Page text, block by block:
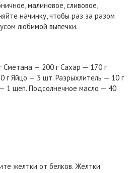
малиновое, сливовое,
начинку, чтобы раз за разом
любимой выпечки.
— 200 г Сахар — 170 г
г Яйцо — 3 шт. Разрыхлитель — 10 г
1 щеп. Подсолнечное масло — 40
желтки от белков. Желтки